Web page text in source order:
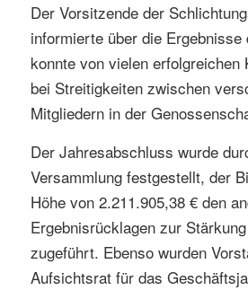
Der Vorsitzende der
informierte über die Ergebnisse
konnte von vielen erfolgreichen
bei Streitigkeiten zwischen
Mitgliedern in der
Der Jahresabschluss wurde
Versammlung festgestellt, der
Höhe von 2.211.905,38 € den
Ergebnisrücklagen zur
zugeführt. Ebenso wurden
Aufsichtsrat für das